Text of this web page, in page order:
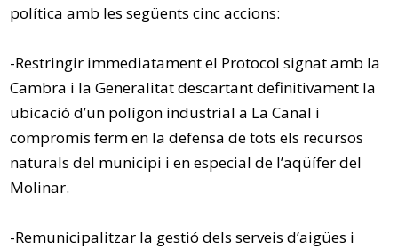
política amb les següents cinc accions:
-Restringir immediatament el Protocol signat amb la
Cambra i la Generalitat descartant definitivament la
ubicació d’un polígon industrial a La Canal i
compromís ferm en la defensa de tots els recursos
naturals del municipi i en especial de l’aqüífer del
Molinar.
-Remunicipalitzar la gestió dels serveis d’aigües i